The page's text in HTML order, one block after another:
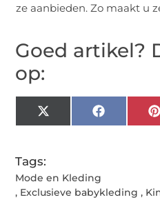
ze aanbieden. Zo maakt u
Goed artikel?
op:
X
(Twitter)
Facebook
Tags:
Mode en Kleding
, Exclusieve babykleding ,